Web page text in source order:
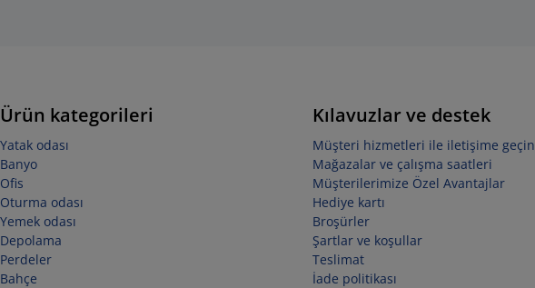
Ürün kategorileri
Yatak odası
Banyo
Ofis
Oturma odası
Yemek odası
Depolama
Perdeler
Bahçe
Kılavuzlar ve destek
Müşteri hizmetleri ile iletişime geçin
Mağazalar ve çalışma saatleri
Müşterilerimize Özel Avantajlar
Hediye kartı
Broşürler
Şartlar ve koşullar
Teslimat
İade politikası